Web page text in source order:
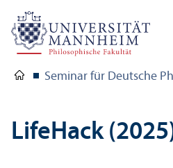
Seminar für Deutsche
LifeHack